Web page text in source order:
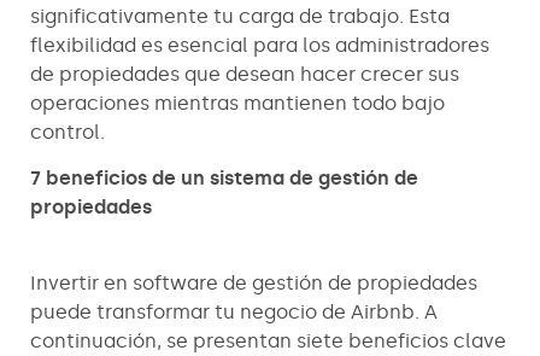
significativamente tu carga de trabajo. Esta
flexibilidad es esencial para los administradores
de propiedades que desean hacer crecer sus
operaciones mientras mantienen todo bajo
control.
7 beneficios de un sistema de gestión de
propiedades
Invertir en software de gestión de propiedades
puede transformar tu negocio de Airbnb. A
continuación, se presentan siete beneficios clave